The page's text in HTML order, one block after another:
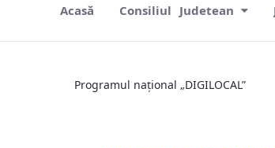
Acasă Consiliul Judetean
Programul național „DIGILOCAL”